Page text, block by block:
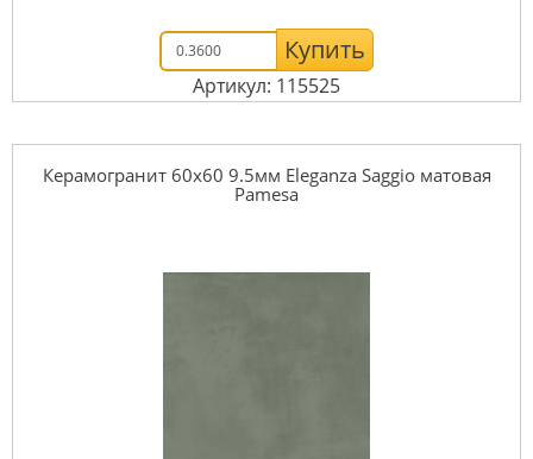
Купить
Артикул: 115525
Керамогранит 60x60 9.5мм Eleganza Saggio матовая
Pamesa